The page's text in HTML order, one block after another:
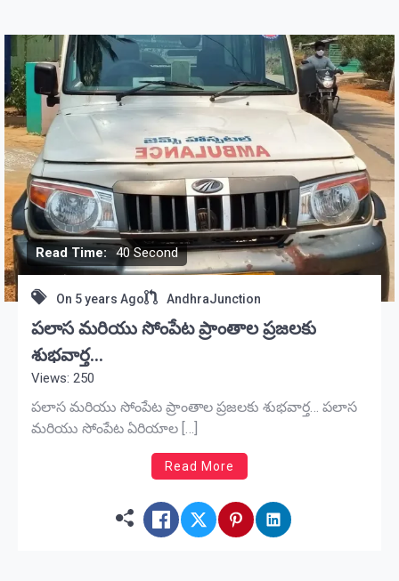
Read Time: 40 Second
On 5 years Ago AndhraJunction
పలాస మరియు సోంపేట ప్రాంతాల ప్రజలకు
శుభవార్త…
Views: 250
పలాస మరియు సోంపేట ప్రాంతాల ప్రజలకు శుభవార్త… పలాస
మరియు సోంపేట ఏరియాల […]
Read More